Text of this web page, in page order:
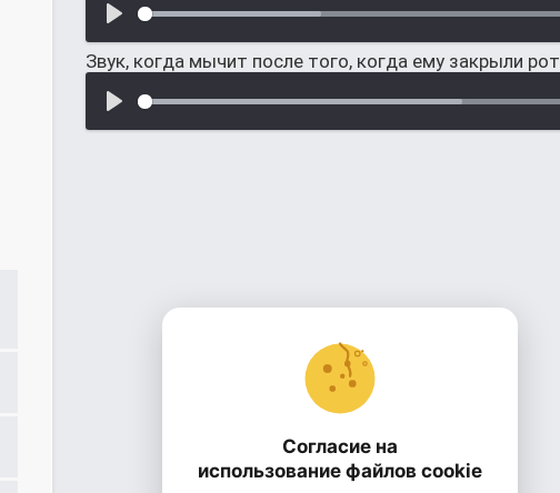
Звук, когда мычит после того, когда ему закрыли рот
Согласие на
использование файлов cookie